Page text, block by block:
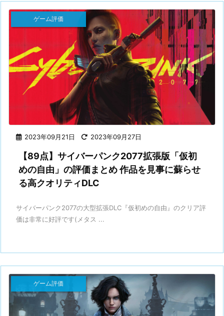
2023年09月21日 2023年09月27日
ゲーム評価
【89点】サイバーパンク2077拡張版「仮初
めの自由」の評価まとめ 作品を見事に蘇らせ
る高クオリティDLC
サイバーパンク2077の大型拡張DLC『仮初めの自由』のクリア評
価は非常に好評です(メタス ...
ゲーム評価